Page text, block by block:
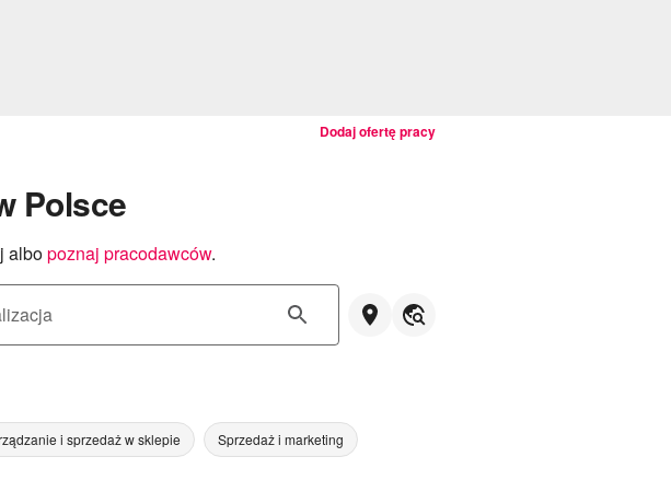
Dodaj ofertę pracy
Polsce
albopoznaj pracodawców.
i sprzedaż w sklepie Sprzedaż i marketing